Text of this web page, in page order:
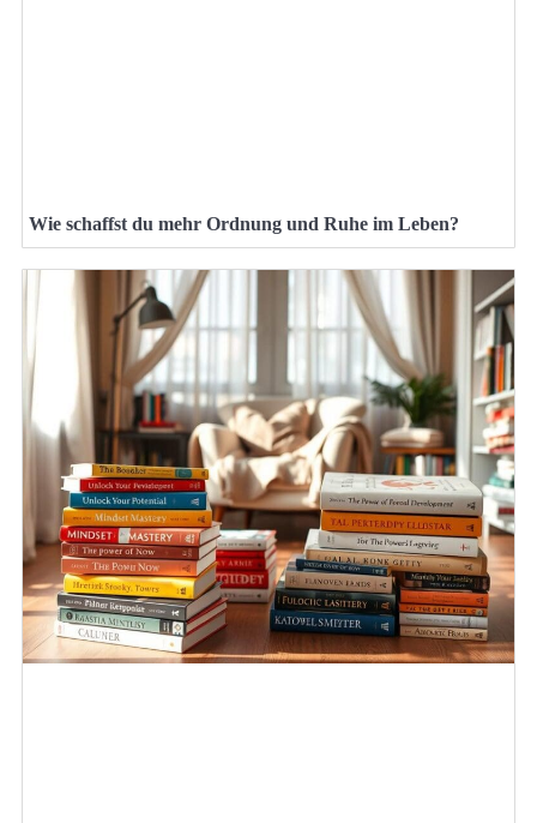
Wie schaffst du mehr Ordnung und Ruhe im Leben?